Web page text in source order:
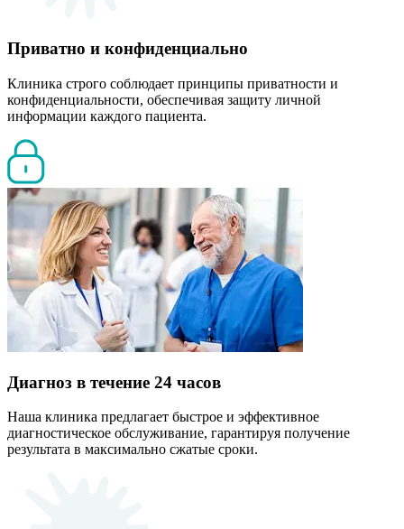
Приватно и конфиденциально
Клиника строго соблюдает принципы приватности и
конфиденциальности, обеспечивая защиту личной
информации каждого пациента.
Диагноз в течение 24 часов
Наша клиника предлагает быстрое и эффективное
диагностическое обслуживание, гарантируя получение
результата в максимально сжатые сроки.